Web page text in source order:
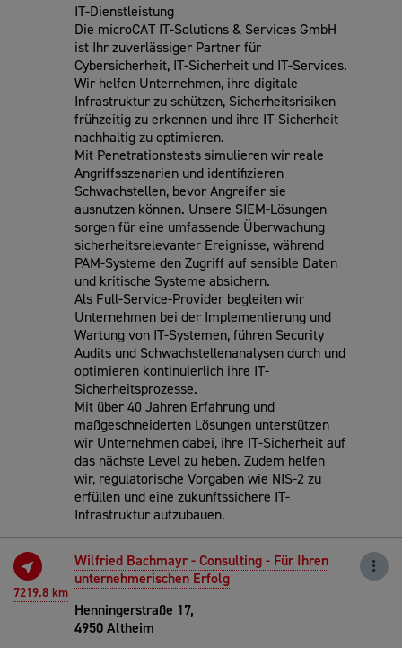
IT-Dienstleistung
Die microCAT IT-Solutions & Services GmbH
ist Ihr zuverlässiger Partner für
Cybersicherheit, IT-Sicherheit und IT-Services.
Wir helfen Unternehmen, ihre digitale
Infrastruktur zu schützen, Sicherheitsrisiken
frühzeitig zu erkennen und ihre IT-Sicherheit
nachhaltig zu optimieren.
Mit Penetrationstests simulieren wir reale
Angriffsszenarien und identifizieren
Schwachstellen, bevor Angreifer sie
ausnutzen können. Unsere SIEM-Lösungen
sorgen für eine umfassende Überwachung
sicherheitsrelevanter Ereignisse, während
PAM-Systeme den Zugriff auf sensible Daten
und kritische Systeme absichern.
Als Full-Service-Provider begleiten wir
Unternehmen bei der Implementierung und
Wartung von IT-Systemen, führen Security
Audits und Schwachstellenanalysen durch und
optimieren kontinuierlich ihre IT-
Sicherheitsprozesse.
Mit über 40 Jahren Erfahrung und
maßgeschneiderten Lösungen unterstützen
wir Unternehmen dabei, ihre IT-Sicherheit auf
das nächste Level zu heben. Zudem helfen
wir, regulatorische Vorgaben wie NIS-2 zu
erfüllen und eine zukunftssichere IT-
Infrastruktur aufzubauen.
7219.8 km
Wilfried Bachmayr - Consulting - Für Ihren
unternehmerischen Erfolg
Henningerstraße 17,
4950 Altheim